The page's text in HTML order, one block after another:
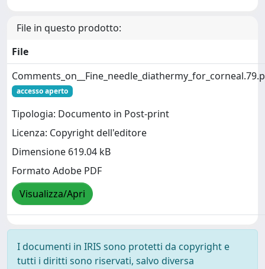
File in questo prodotto:
File
accesso aperto
Tipologia: Documento in Post-print
Licenza: Copyright dell'editore
Dimensione 619.04 kB
Formato Adobe PDF
Visualizza/Apri
I documenti in IRIS sono protetti da copyright e
tutti i diritti sono riservati, salvo diversa